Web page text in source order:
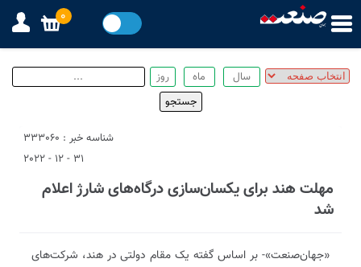
شناسه خبر : 333060
31 - 12 - 2022
مهلت هند برای یکسان‌سازی درگاه‌های شارژ اعلام
شد
«جهان‌صنعت»- بر اساس گفته یک مقام دولتی در هند، شرکت‌های
0